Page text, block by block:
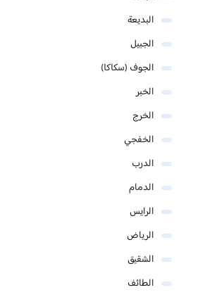
البديعة
الجبيل
الجوف (سكاكا)
الخبر
الخرج
الخفجي
الدرب
الدمام
الرايس
الرياض
الشقيق
الطائف